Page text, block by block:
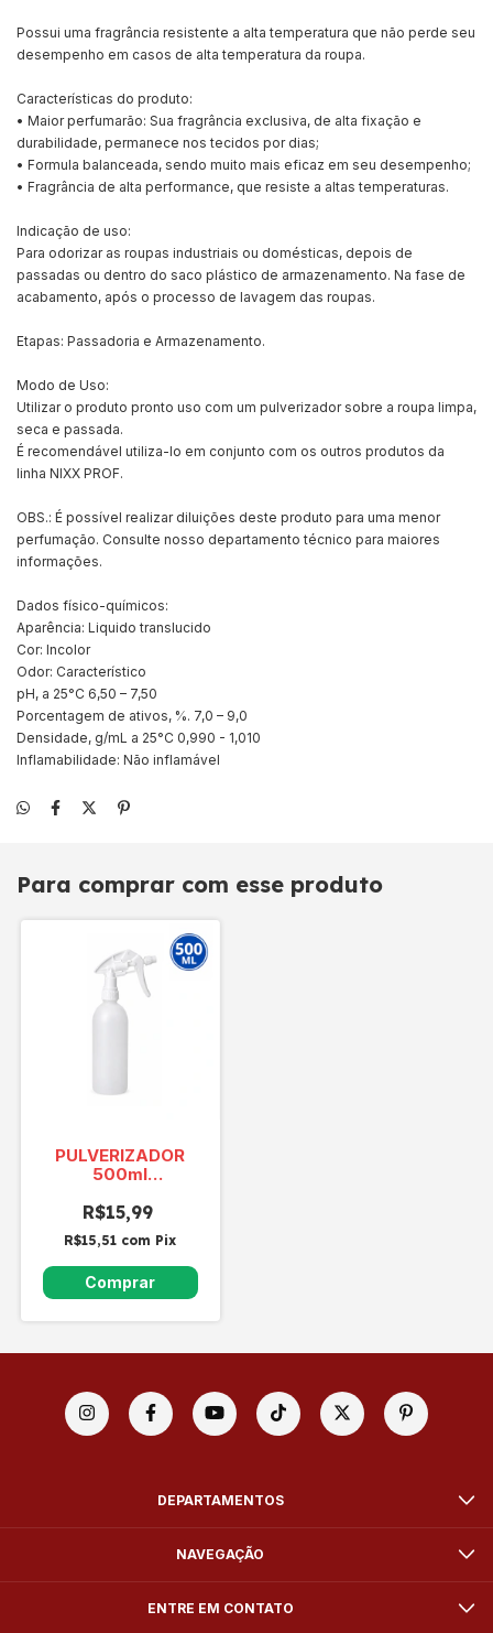
Possui uma fragrância resistente a alta temperatura que não perde seu
desempenho em casos de alta temperatura da roupa.
Características do produto:
• Maior perfumarão: Sua fragrância exclusiva, de alta fixação e
durabilidade, permanece nos tecidos por dias;
• Formula balanceada, sendo muito mais eficaz em seu desempenho;
• Fragrância de alta performance, que resiste a altas temperaturas.
Indicação de uso:
Para odorizar as roupas industriais ou domésticas, depois de
passadas ou dentro do saco plástico de armazenamento. Na fase de
acabamento, após o processo de lavagem das roupas.
Etapas: Passadoria e Armazenamento.
Modo de Uso:
Utilizar o produto pronto uso com um pulverizador sobre a roupa limpa,
seca e passada.
É recomendável utiliza-lo em conjunto com os outros produtos da
linha NIXX PROF.
OBS.: É possível realizar diluições deste produto para uma menor
perfumação. Consulte nosso departamento técnico para maiores
informações.
Dados físico-químicos:
Aparência: Liquido translucido
Cor: Incolor
Odor: Característico
pH, a 25°C 6,50 – 7,50
Porcentagem de ativos, %. 7,0 – 9,0
Densidade, g/mL a 25°C 0,990 - 1,010
Inflamabilidade: Não inflamável
Para comprar com esse produto
PULVERIZADOR
500ml
R$15,99
R$15,51 com Pix
DEPARTAMENTOS
NAVEGAÇÃO
ENTRE EM CONTATO